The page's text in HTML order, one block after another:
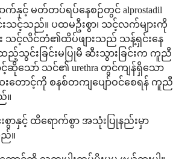
က်နှင့် မတ်တပ်ရပ်နေစဉ်တွင် alprostadil
င့်သည်။ ပထမဦးစွာ၊ သင့်လက်များကို
ြီး သင့်လိင်တံ၏ထိပ်ဖျားသည် သန့်ရှင်းနေ
ထည့်သွင်းခြင်းမပြုမီ ဆီးသွားခြင်းက ကူညီ
သော် သင်၏ urethra တွင်ကျန်ရှိသော
ောင့်ကို စနစ်တကျပျော်ဝင်စေရန် ကူညီ
။
ာနှင့် ထိရောက်စွာ အသုံးပြုနည်းမှာ
။